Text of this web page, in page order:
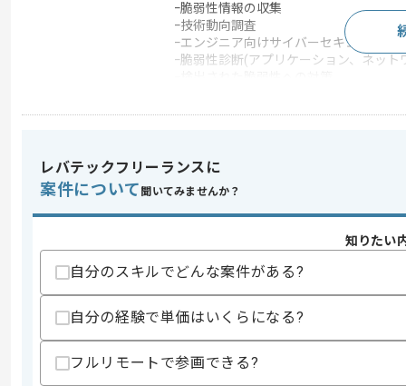
ｰ脆弱性情報の収集
ｰ技術動向調査
ｰエンジニア向けサイバーセキュリティ
ｰ脆弱性診断(アプリケーション、ネット
スキル
・ログ分析基盤を利用したセキュリテ
（アラート化、分析、チューニング、
・脆弱性診断（アプリケーション、ネ
スキルに不安がある方へ
上記に似た経験やスキルをお持ちであれば申
その他募集要項
レバテックフリーランスに
案件について 聞いてみませんか？
知りたい
自分のスキルでどんな案件がある?
自分の経験で単価はいくらになる?
フルリモートで参画できる?